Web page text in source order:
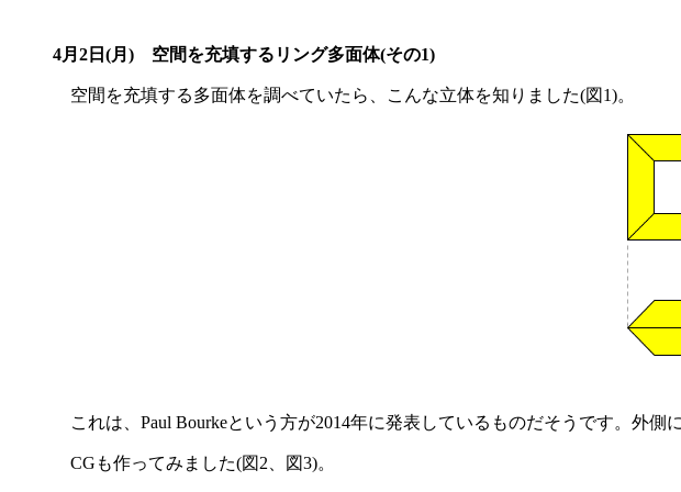
4月2日(月) 空間を充填するリング多面体(その1)
空間を充填する多面体を調べていたら、こんな立体を知りました(図1)。
これは、Paul Bourkeという方が2014年に発表しているものだそうです。外側
CGも作ってみました(図2、図3)。